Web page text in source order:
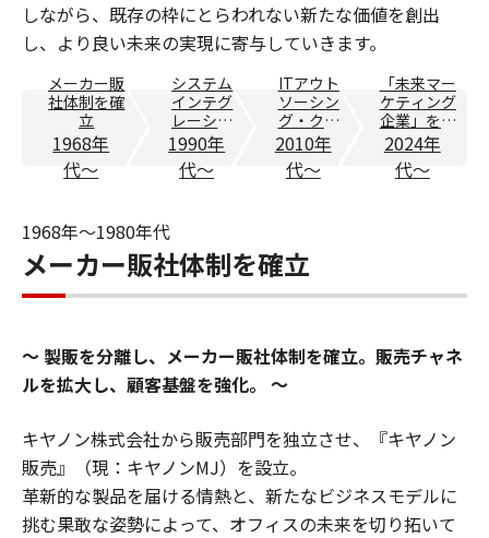
しながら、既存の枠にとらわれない新たな価値を創出
し、より良い未来の実現に寄与していきます。
メーカー販
社体制を確
立
1968年
代〜
システム
インテグ
レーショ
ン事業を
展開
1990年
代〜
ITアウト
ソーシン
グ・クラ
ウドサー
ビスの開
始
2010年
代〜
「未来マー
ケティング
企業」を宣
言
2024年
代〜
1968年〜1980年代
メーカー販社体制を確立
製販を分離し、メーカー販社体制を確立。販売チャネ
ルを拡大し、顧客基盤を強化。
キヤノン株式会社から販売部門を独立させ、『キヤノン
販売』（現：キヤノンMJ）を設立。
革新的な製品を届ける情熱と、新たなビジネスモデルに
挑む果敢な姿勢によって、オフィスの未来を切り拓いて